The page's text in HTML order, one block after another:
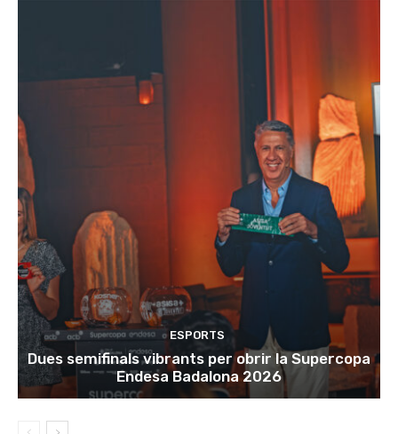
ESPORTS
Dues semifinals vibrants per obrir la Supercopa
Endesa Badalona 2026